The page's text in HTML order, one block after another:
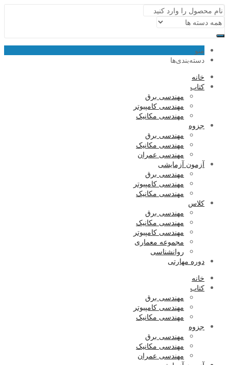
منو
دسته‌بندی‌ها
خانه
کتاب
مهندسی برق
مهندسی کامپیوتر
مهندسی مکانیک
جزوه
مهندسی برق
مهندسی مکانیک
مهندسی عمران
آزمون آزمایشی
مهندسی برق
مهندسی کامپیوتر
مهندسی مکانیک
کلاس
مهندسی برق
مهندسی مکانیک
مهندسی کامپیوتر
مجموعه معماری
روانشناسی
دوره مهارتی
خانه
کتاب
مهندسی برق
مهندسی کامپیوتر
مهندسی مکانیک
جزوه
مهندسی برق
مهندسی مکانیک
مهندسی عمران